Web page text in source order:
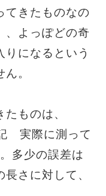
てきたものなの
、よっぽどの奇
になるという
。
ものは、
実際に測って
多少の誤差は
さに対して、